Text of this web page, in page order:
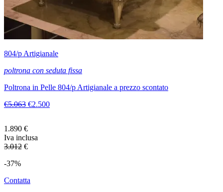
804/p Artigianale
poltrona con seduta fissa
Poltrona in Pelle 804/p Artigianale a prezzo scontato
€5.063 €2.500
1.890 €
Iva inclusa
3.012 €
-37%
Contatta